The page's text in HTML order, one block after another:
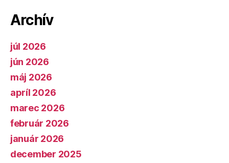
Archív
júl 2026
jún 2026
máj 2026
apríl 2026
marec 2026
február 2026
január 2026
december 2025